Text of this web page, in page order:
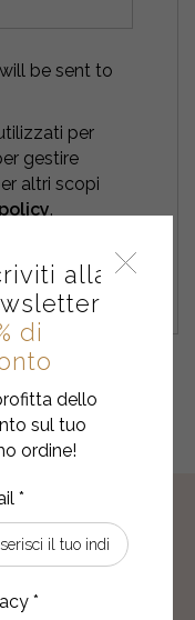
alla
di
dello
sul tuo
ordine!
be sent to
per
gestire
altri scopi
.